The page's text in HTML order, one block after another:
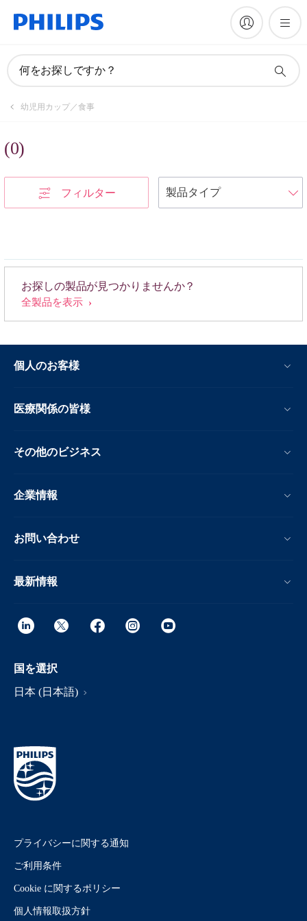
何をお探しですか？
幼児用カップ／食事
(0)
フィルター
お探しの製品が見つかりませんか？
全製品を表示
個人のお客様
医療関係の皆様
その他のビジネス
企業情報
お問い合わせ
最新情報
国を選択
日本 (日本語)
プライバシーに関する通知
ご利用条件
Cookie に関するポリシー
個人情報取扱方針